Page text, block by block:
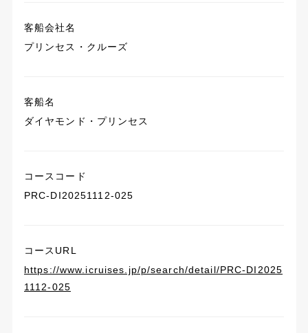
客船会社名
プリンセス・クルーズ
客船名
ダイヤモンド・プリンセス
コースコード
PRC-DI20251112-025
コースURL
https://www.icruises.jp/p/search/detail/PRC-DI2025
1112-025